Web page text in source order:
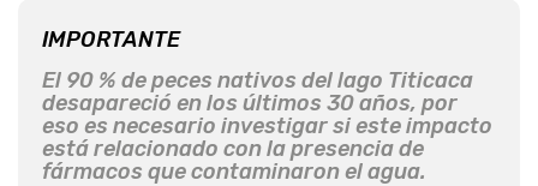
IMPORTANTE
El 90 % de peces nativos del lago Titicaca
desapareció en los últimos 30 años, por
eso es necesario investigar si este impacto
está relacionado con la presencia de
fármacos que contaminaron el agua.